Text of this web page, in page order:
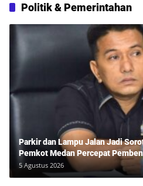
Politik & Pemerintahan
Parkir dan Lampu Jalan Jadi
Pemkot Medan Percepat
5 Agustus 2026